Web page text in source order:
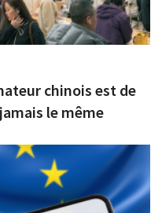
chinois est de
le même